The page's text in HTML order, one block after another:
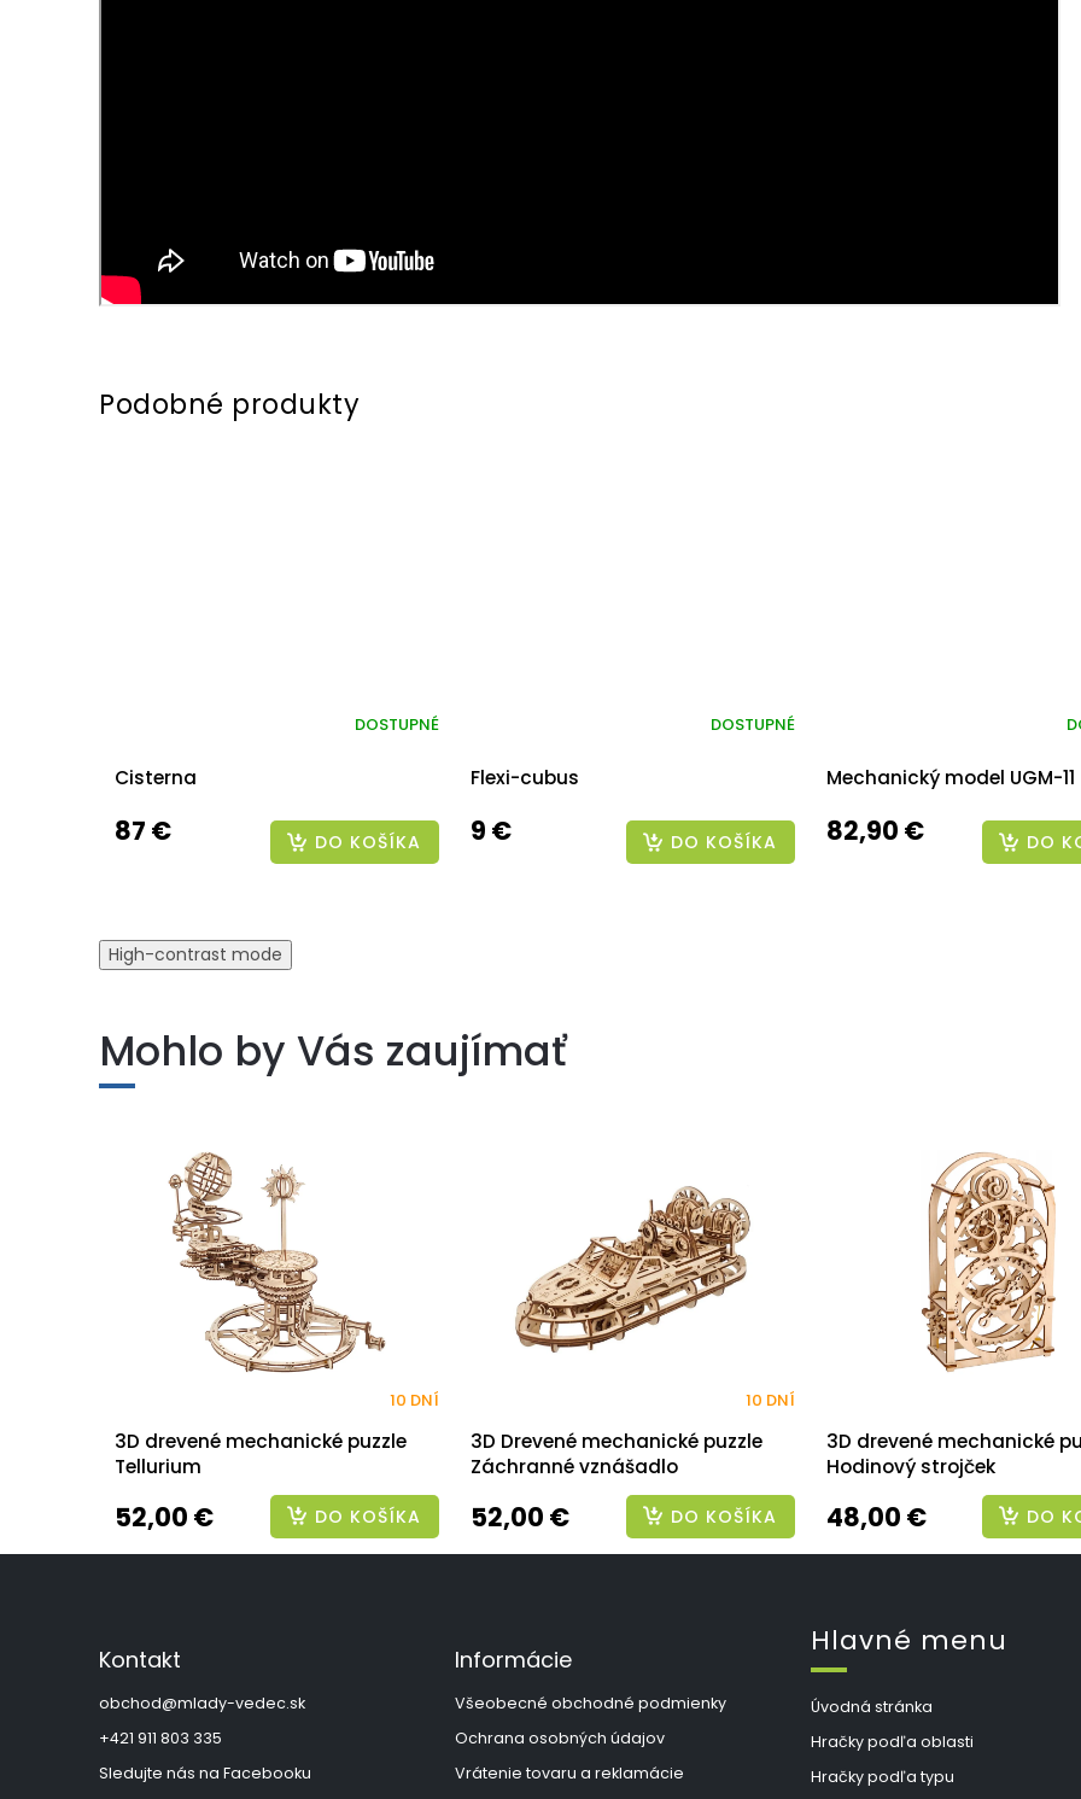
Cisterna
DOSTUPNÉ
87 € DO KOŠÍKA
Flexi-cubus
DOSTUPNÉ
9 € DO KOŠÍKA
Mechanický model UGM-11
82,90 € DO
High-contrast mode
Mohlo by Vás zaujímať
3D drevené mechanické puzzle
Tellurium
10 DNÍ
52,00 € DO KOŠÍKA
3D Drevené mechanické puzzle
Záchranné vznášadlo
10 DNÍ
52,00 € DO KOŠÍKA
3D drevené mechanické
Hodinový strojček
48,00 € DO
Kontakt
obchod@mlady-vedec.sk
+421 911 803 335
Sledujte nás na Facebooku
Informácie
Všeobecné obchodné podmienky
Ochrana osobných údajov
Vrátenie tovaru a reklamácie
Hlavné menu
Úvodná stránka
Hračky podľa oblasti
Hračky podľa typu